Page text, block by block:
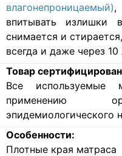
влагонепроницаемый),
впитывать излишки
снимается и
всегда и даже через
Товар
Все используемые
применению
эпидемиологического
Особенности:
Плотные края матраса